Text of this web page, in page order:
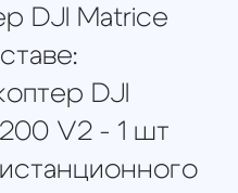
для
- 6 шт
Kit +